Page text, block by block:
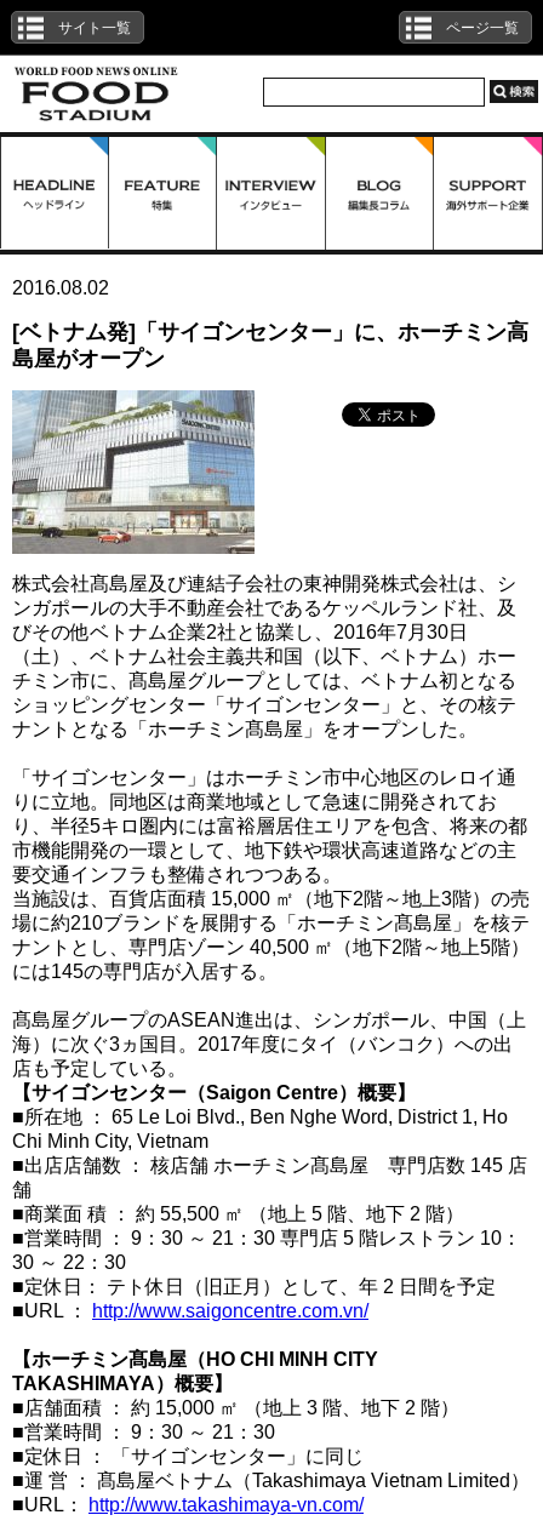
サイト一覧 ページ一覧
2016.08.02
[ベトナム発]「サイゴンセンター」に、ホーチミン高
島屋がオープン
株式会社髙島屋及び連結子会社の東神開発株式会社は、シ
ンガポールの大手不動産会社であるケッペルランド社、及
びその他ベトナム企業2社と協業し、2016年7月30日
（土）、ベトナム社会主義共和国（以下、ベトナム）ホー
チミン市に、髙島屋グループとしては、ベトナム初となる
ショッピングセンター「サイゴンセンター」と、その核テ
ナントとなる「ホーチミン髙島屋」をオープンした。
「サイゴンセンター」はホーチミン市中心地区のレロイ通
りに立地。同地区は商業地域として急速に開発されてお
り、半径5キロ圏内には富裕層居住エリアを包含、将来の都
市機能開発の一環として、地下鉄や環状高速道路などの主
要交通インフラも整備されつつある。
当施設は、百貨店面積 15,000 ㎡（地下2階～地上3階）の売
場に約210ブランドを展開する「ホーチミン髙島屋」を核テ
ナントとし、専門店ゾーン 40,500 ㎡（地下2階～地上5階）
には145の専門店が入居する。
髙島屋グループのASEAN進出は、シンガポール、中国（上
海）に次ぐ3ヵ国目。2017年度にタイ（バンコク）への出
店も予定している。
【サイゴンセンター（Saigon Centre）概要】
■所在地 ： 65 Le Loi Blvd., Ben Nghe Word, District 1, Ho
Chi Minh City, Vietnam
■出店店舗数 ： 核店舗 ホーチミン髙島屋 専門店数 145 店
舗
■商業面 積 ： 約 55,500 ㎡ （地上 5 階、地下 2 階）
■営業時間 ： 9：30 ～ 21：30 専門店 5 階レストラン 10：
30 ～ 22：30
■定休日： テト休日（旧正月）として、年 2 日間を予定
■URL ：
http://www.saigoncentre.com.vn/
【ホーチミン髙島屋（HO CHI MINH CITY
TAKASHIMAYA）概要】
■店舗面積 ： 約 15,000 ㎡ （地上 3 階、地下 2 階）
■営業時間 ： 9：30 ～ 21：30
■定休日 ： 「サイゴンセンター」に同じ
■運 営 ： 髙島屋ベトナム（Takashimaya Vietnam Limited）
■URL：
http://www.takashimaya-vn.com/